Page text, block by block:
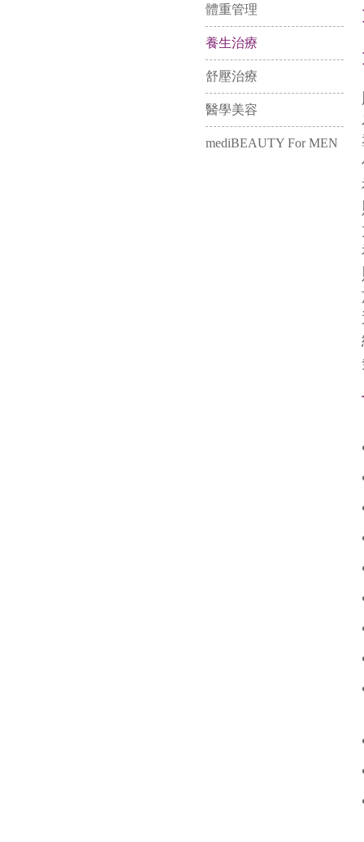
體重管理
養生治療
舒壓治療
醫學美容
mediBEAUTY For MEN